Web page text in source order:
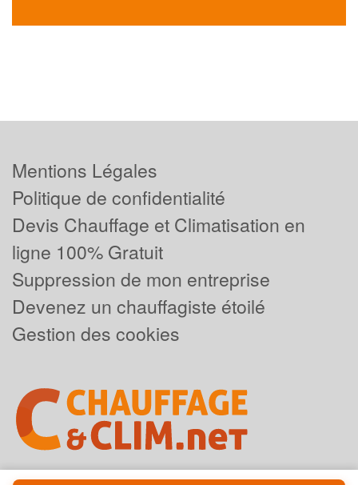
Mentions Légales
Politique de confidentialité
Devis Chauffage et Climatisation en
ligne 100% Gratuit
Suppression de mon entreprise
Devenez un chauffagiste étoilé
Gestion des cookies